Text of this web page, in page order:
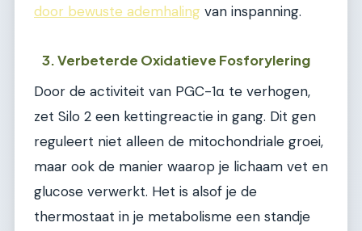
door bewuste ademhaling van inspanning.
3. Verbeterde Oxidatieve Fosforylering
Door de activiteit van PGC-1α te verhogen,
zet Silo 2 een kettingreactie in gang. Dit gen
reguleert niet alleen de mitochondriale groei,
maar ook de manier waarop je lichaam vet en
glucose verwerkt. Het is alsof je de
thermostaat in je metabolisme een standje